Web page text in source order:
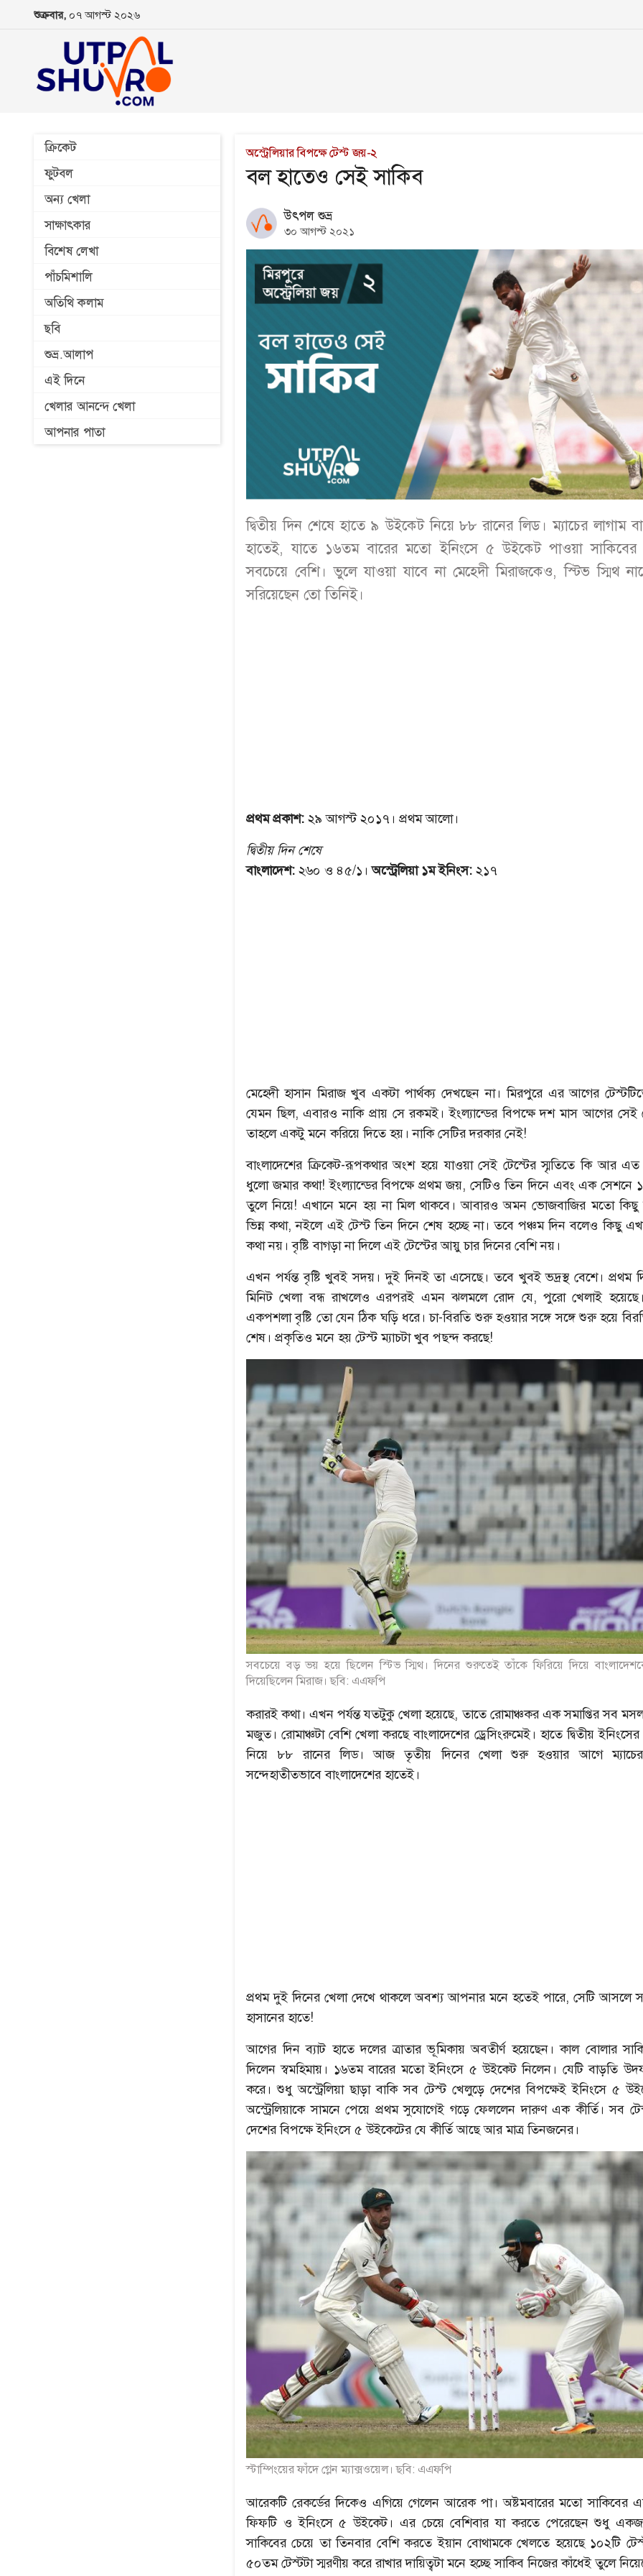
শুক্রবার, ০৭ আগস্ট ২০২৬
ক্রিকেট
ফুটবল
অন্য খেলা
সাক্ষাৎকার
বিশেষ লেখা
পাঁচমিশালি
অতিথি কলাম
ছবি
শুভ্র.আলাপ
এই দিনে
খেলার আনন্দে খেলা
আপনার পাতা
অস্ট্রেলিয়ার বিপক্ষে টেস্ট জয়-২
বল হাতেও সেই সাকিব
উৎপল শুভ্র
৩০ আগস্ট ২০২১
দ্বিতীয় দিন শেষে হাতে ৯ উইকেট নিয়ে ৮৮ রানের লিড। ম্যাচের লাগাম
হাতেই, যাতে ১৬তম বারের মতো ইনিংসে ৫ উইকেট পাওয়া সাকিবের
সবচেয়ে বেশি। ভুলে যাওয়া যাবে না মেহেদী মিরাজকেও, স্টিভ স্মিথ
সরিয়েছেন তো তিনিই।
প্রথম প্রকাশ: ২৯ আগস্ট ২০১৭। প্রথম আলো।
দ্বিতীয় দিন শেষে
বাংলাদেশ: ২৬০ ও ৪৫/১। অস্ট্রেলিয়া ১ম ইনিংস: ২১৭
মেহেদী হাসান মিরাজ খুব একটা পার্থক্য দেখছেন না। মিরপুরে এর আগের
যেমন ছিল, এবারও নাকি প্রায় সে রকমই। ইংল্যান্ডের বিপক্ষে দশ মাস আগের সেই
তাহলে একটু মনে করিয়ে দিতে হয়। নাকি সেটির দরকার নেই!
বাংলাদেশের ক্রিকেট-রূপকথার অংশ হয়ে যাওয়া সেই টেস্টের স্মৃতিতে কি আর এত
ধুলো জমার কথা! ইংল্যান্ডের বিপক্ষে প্রথম জয়, সেটিও তিন দিনে এবং এক সেশনে
তুলে নিয়ে! এখানে মনে হয় না মিল থাকবে। আবারও অমন ভোজবাজির মতো কিছু
ভিন্ন কথা, নইলে এই টেস্ট তিন দিনে শেষ হচ্ছে না। তবে পঞ্চম দিন বলেও কিছু
কথা নয়। বৃষ্টি বাগড়া না দিলে এই টেস্টের আয়ু চার দিনের বেশি নয়।
এখন পর্যন্ত বৃষ্টি খুবই সদয়। দুই দিনই তা এসেছে। তবে খুবই ভদ্রস্থ বেশে। প্রথম
মিনিট খেলা বন্ধ রাখলেও এরপরই এমন ঝলমলে রোদ যে, পুরো খেলাই
একপশলা বৃষ্টি তো যেন ঠিক ঘড়ি ধরে। চা-বিরতি শুরু হওয়ার সঙ্গে সঙ্গে শুরু হয়ে
শেষ। প্রকৃতিও মনে হয় টেস্ট ম্যাচটা খুব পছন্দ করছে!
সবচেয়ে বড় ভয় হয়ে ছিলেন স্টিভ স্মিথ। দিনের শুরুতেই তাঁকে ফিরিয়ে দিয়ে
দিয়েছিলেন মিরাজ। ছবি: এএফপি
করারই কথা। এখন পর্যন্ত যতটুকু খেলা হয়েছে, তাতে রোমাঞ্চকর এক সমাপ্তির সব
মজুত। রোমাঞ্চটা বেশি খেলা করছে বাংলাদেশের ড্রেসিংরুমেই। হাতে দ্বিতীয়
নিয়ে ৮৮ রানের লিড। আজ তৃতীয় দিনের খেলা শুরু হওয়ার আগে ম্যাচের
সন্দেহাতীতভাবে বাংলাদেশের হাতেই।
প্রথম দুই দিনের খেলা দেখে থাকলে অবশ্য আপনার মনে হতেই পারে, সেটি আসলে
হাসানের হাতে!
আগের দিন ব্যাট হাতে দলের ত্রাতার ভূমিকায় অবতীর্ণ হয়েছেন। কাল বোলার
দিলেন স্বমহিমায়। ১৬তম বারের মতো ইনিংসে ৫ উইকেট নিলেন। যেটি বাড়তি
করে। শুধু অস্ট্রেলিয়া ছাড়া বাকি সব টেস্ট খেলুড়ে দেশের বিপক্ষেই ইনিংসে ৫
অস্ট্রেলিয়াকে সামনে পেয়ে প্রথম সুযোগেই গড়ে ফেললেন দারুণ এক কীর্তি। সব
দেশের বিপক্ষে ইনিংসে ৫ উইকেটের যে কীর্তি আছে আর মাত্র তিনজনের।
স্টাম্পিংয়ের ফাঁদে গ্লেন ম্যাক্সওয়েল। ছবি: এএফপি
আরেকটি রেকর্ডের দিকেও এগিয়ে গেলেন আরেক পা। অষ্টমবারের মতো সাকিবের
ফিফটি ও ইনিংসে ৫ উইকেট। এর চেয়ে বেশিবার যা করতে পেরেছেন শুধু
সাকিবের চেয়ে তা তিনবার বেশি করতে ইয়ান বোথামকে খেলতে হয়েছে ১০২টি
৫০তম টেস্টটা স্মরণীয় করে রাখার দায়িত্বটা মনে হচ্ছে সাকিব নিজের কাঁধেই তুলে
নেপথ্যের মাশরাফি আশরাফুলের কাছে খোলা চিঠি